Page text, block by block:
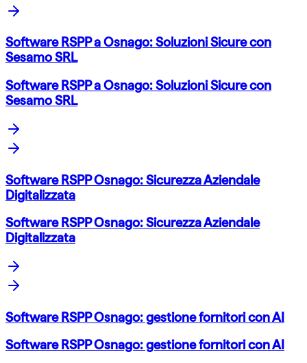
Software RSPP a Osnago: Soluzioni Sicure con
Sesamo SRL
Software RSPP a Osnago: Soluzioni Sicure con
Sesamo SRL
Software RSPP Osnago: Sicurezza Aziendale
Digitalizzata
Software RSPP Osnago: Sicurezza Aziendale
Digitalizzata
Software RSPP Osnago: gestione fornitori con AI
Software RSPP Osnago: gestione fornitori con AI